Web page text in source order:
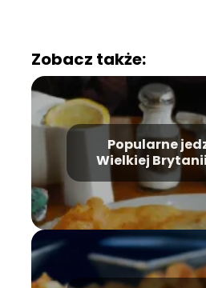
Zobacz także:
Popularne
Wielkiej